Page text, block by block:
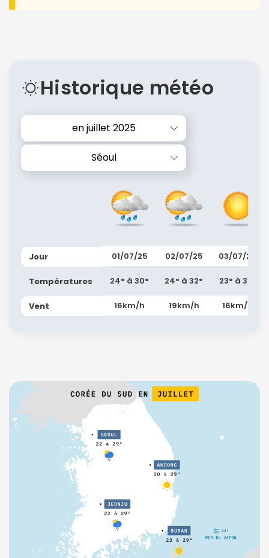
Historique météo
en juillet 2025
Séoul
Jour
Températures
Vent
01/07/25
24° à 30°
16km/h
02/07/25
24° à 32°
19km/h
03/07/25
23° à 32°
16km/h